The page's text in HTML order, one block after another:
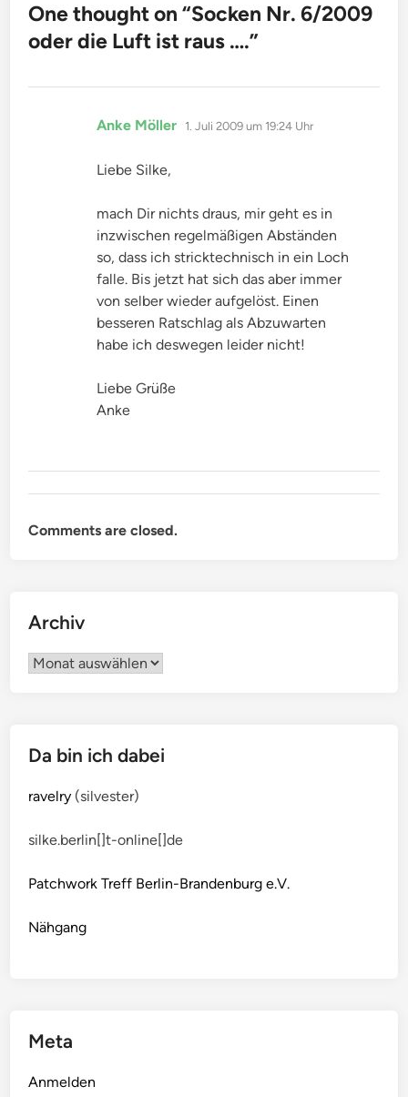
One thought on “Socken Nr. 6/2009
oder die Luft ist raus ….”
Anke Möller sagt:
1. Juli 2009 um 19:24 Uhr
Liebe Silke,
mach Dir nichts draus, mir geht es in
inzwischen regelmäßigen Abständen
so, dass ich stricktechnisch in ein Loch
falle. Bis jetzt hat sich das aber immer
von selber wieder aufgelöst. Einen
besseren Ratschlag als Abzuwarten
habe ich deswegen leider nicht!
Liebe Grüße
Anke
Comments are closed.
Archiv
Archiv
Da bin ich dabei
ravelry (silvester)
silke.berlin[]t-online[]de
Patchwork Treff Berlin-Brandenburg e.V.
Nähgang
Meta
Anmelden